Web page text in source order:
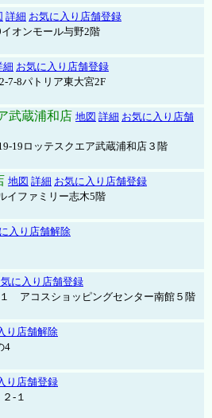
詳細 お気に入り店舗登録
オンモール与野2階
細 お気に入り店舗登録
7-8パトリア東大宮2F
武蔵浦和店 地図 詳細 お気に入り店舗
19ロッテスクエア武蔵浦和店３階
地図 詳細 お気に入り店舗登録
イファミリー志木5階
入り店舗解除
に入り店舗登録
アコスショッピングセンター南館５階
り店舗解除
4
り店舗登録
-１